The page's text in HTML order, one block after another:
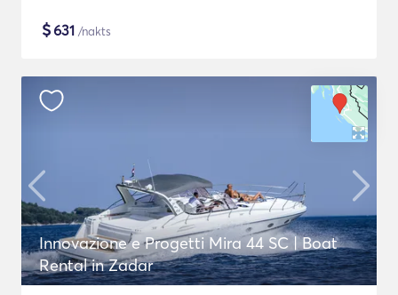
$631 /nakts
Innovazione e Progetti Mira 44 SC | Boat
Rental in Zadar